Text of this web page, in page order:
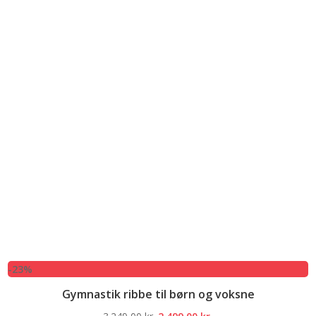
-23%
Gymnastik ribbe til børn og voksne